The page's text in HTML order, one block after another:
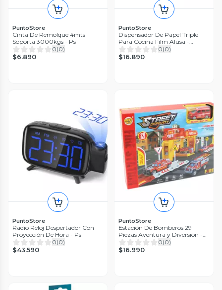
PuntoStore
Cinta De Remolque 4mts
Soporta 3000kgs - Ps
0(0)
$6.890
PuntoStore
Dispensador De Papel Triple
Para Cocina Film Alusa -
Puntostore
0(0)
$16.890
PuntoStore
Radio Reloj Despertador Con
Proyección De Hora - Ps
0(0)
$43.590
PuntoStore
Estación De Bomberos 29
Piezas Aventura y Diversión -
PS
0(0)
$16.990